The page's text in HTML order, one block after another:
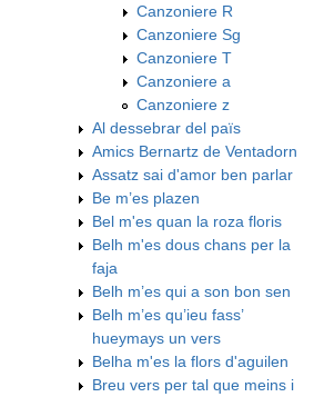
Canzoniere R
Canzoniere Sg
Canzoniere T
Canzoniere a
Canzoniere z
Al dessebrar del païs
Amics Bernartz de Ventadorn
Assatz sai d'amor ben parlar
Be m’es plazen
Bel m'es quan la roza floris
Belh m'es dous chans per la
faja
Belh m’es qui a son bon sen
Belh m’es qu’ieu fass’
hueymays un vers
Belha m'es la flors d'aguilen
Breu vers per tal que meins i